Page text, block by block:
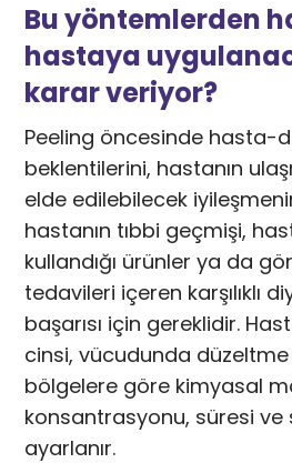
Bu yöntemlerden
hastaya
karar veriyor?
Peeling öncesinde hasta-
beklentilerini, hastanın
elde edilebilecek
hastanın tıbbi geçmişi,
kullandığı ürünler ya da
tedavileri içeren karşılıklı
başarısı için gereklidir.
cinsi, vücudunda
bölgelere göre kimyasal
konsantrasyonu, süresi ve
ayarlanır.